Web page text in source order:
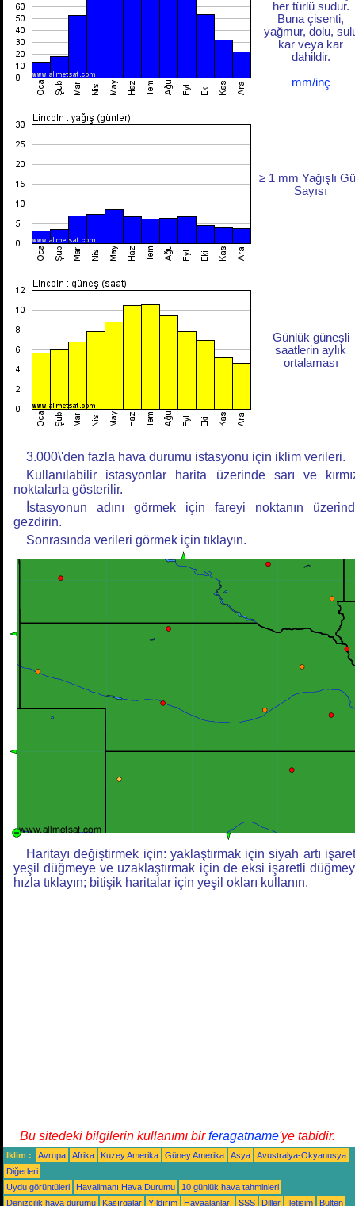
her türlü sudur.
Buna çisenti,
yağmur, dolu,
kar veya kar
dahildir.
mm/inç
≥ 1 mm Yağışlı
Sayısı
Günlük güneşli
saatlerin aylık
ortalaması
3.000\'den fazla hava durumu istasyonu için iklim verileri.
Kullanılabilir istasyonlar harita üzerinde sarı ve
noktalarla gösterilir.
İstasyonun adını görmek için fareyi noktanın
gezdirin.
Sonrasında verileri görmek için tıklayın.
Haritayı değiştirmek için: yaklaştırmak için siyah artı
yeşil düğmeye ve uzaklaştırmak için de eksi işaretli
hızla tıklayın; bitişik haritalar için yeşil okları kullanın.
Bu sitedeki bilgilerin kullanımı birferagatname'ye tabidir.
İklim : Avrupa Afrika Kuzey Amerika Güney Amerika Asya
Avustralya-Okyanusya
Diğerleri
Uydu görüntüleri
Havalimanı Hava Durumu
10 günlük hava tahminleri
Denizcilik hava durumu
Kasırgalar Yıldırım Havaalanları SSS Diller İletişim Bülten